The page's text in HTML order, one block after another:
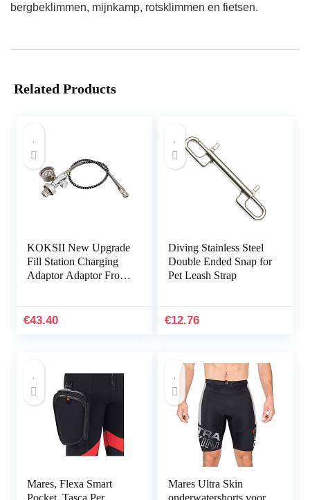
bergbeklimmen, mijnkamp, rotsklimmen en fietsen.
Related Products
KOKSII New Upgrade
Fill Station Charging
Adaptor Adaptor From
for PCP Refill
€43.40
Diving Stainless Steel
Double Ended Snap for
Pet Leash Strap
€12.76
Mares, Flexa Smart
Mares Ultra Skin